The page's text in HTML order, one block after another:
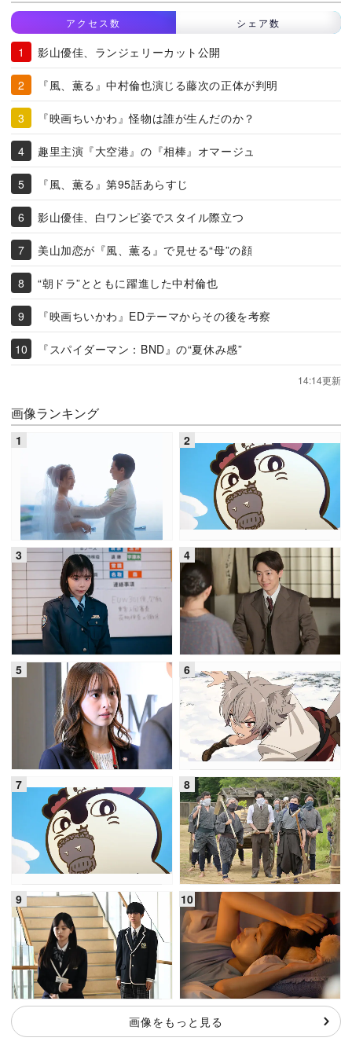
アクセス数 シェア数
影山優佳、ランジェリーカット公開
『風、薫る』中村倫也演じる藤次の正体が判明
『映画ちいかわ』怪物は誰が生んだのか？
趣里主演『大空港』の『相棒』オマージュ
『風、薫る』第95話あらすじ
影山優佳、白ワンピ姿でスタイル際立つ
美山加恋が『風、薫る』で見せる“母”の顔
“朝ドラ”とともに躍進した中村倫也
『映画ちいかわ』EDテーマからその後を考察
『スパイダーマン：BND』の“夏休み感”
14:14更新
画像ランキング
画像をもっと見る